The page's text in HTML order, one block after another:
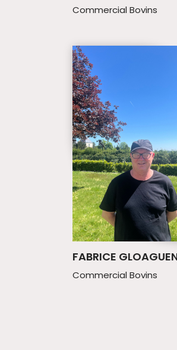
Commercial Bovins
FABRICE
Commercial Bovins